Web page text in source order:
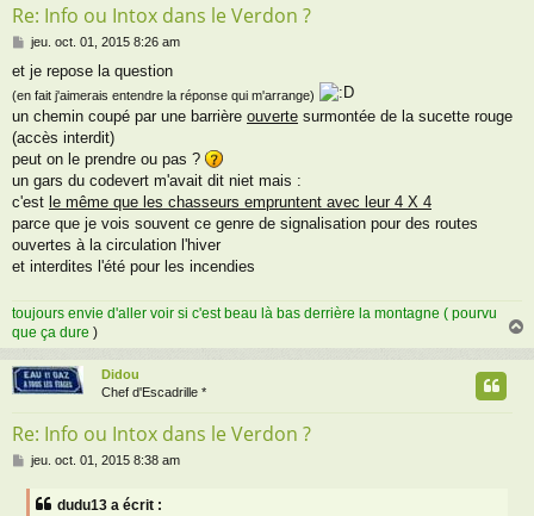
Re: Info ou Intox dans le Verdon ?
M
s
s
a
e
jeu. oct. 01, 2015 8:26 am
et je repose la question
(en fait j'aimerais entendre la réponse qui m'arrange)
un chemin coupé par une barrière ouverte surmontée de la sucette rouge
(accès interdit)
peut on le prendre ou pas ?
un gars du codevert m'avait dit niet mais :
c'est le même que les chasseurs empruntent avec leur 4 X 4
parce que je vois souvent ce genre de signalisation pour des routes
ouvertes à la circulation l'hiver
et interdites l'été pour les incendies
toujours envie d'aller voir si c'est beau là bas derrière la montagne ( pourvu
que ça dure )
u
Didou
Chef d'Escadrille *
Re: Info ou Intox dans le Verdon ?
M
jeu. oct. 01, 2015 8:38 am
dudu13 a écrit :